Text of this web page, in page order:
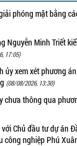
đẩy mạnh
hành chính
chính
pháp tại Hội
- 2025
Đề án 190
thủy sản
Lắk
tra thực địa
- Buôn Ma
phóng mặt bằng
Nguyễn Minh Triết
17:05)
ủy xem xét phương
(08/08/2026, 13:30)
chưa thông qua
Chủ đầu tư dự án
công nghiệp Phú